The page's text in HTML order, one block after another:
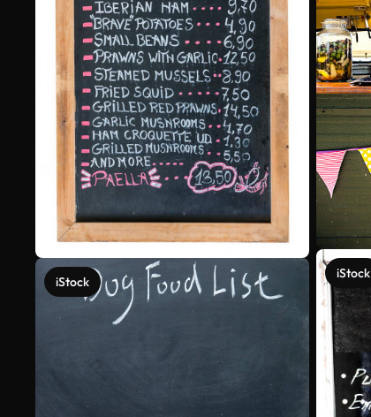
iStock
iStock